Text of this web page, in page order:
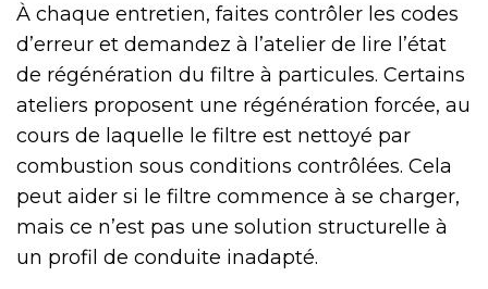
À chaque entretien, faites contrôler les codes
d’erreur et demandez à l’atelier de lire l’état
de régénération du filtre à particules. Certains
ateliers proposent une régénération forcée, au
cours de laquelle le filtre est nettoyé par
combustion sous conditions contrôlées. Cela
peut aider si le filtre commence à se charger,
mais ce n’est pas une solution structurelle à
un profil de conduite inadapté.